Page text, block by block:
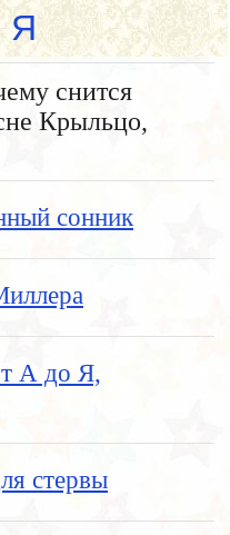
Я
снится
Крыльцо,
сонник
А до Я,
стервы